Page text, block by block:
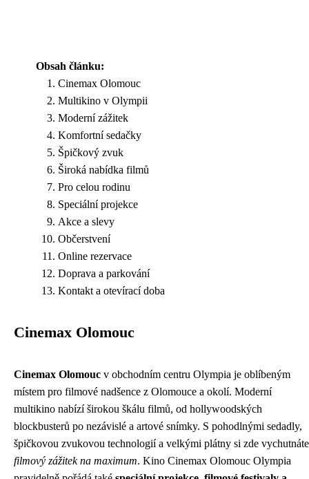
Obsah článku:
Cinemax Olomouc
Multikino v Olympii
Moderní zážitek
Komfortní sedačky
Špičkový zvuk
Široká nabídka filmů
Pro celou rodinu
Speciální projekce
Akce a slevy
Občerstvení
Online rezervace
Doprava a parkování
Kontakt a otevírací doba
Cinemax Olomouc
Cinemax Olomouc v obchodním centru Olympia je oblíbeným
místem pro filmové nadšence z Olomouce a okolí. Moderní
multikino nabízí širokou škálu filmů, od hollywoodských
blockbusterů po nezávislé a artové snímky. S pohodlnými sedadly,
špičkovou zvukovou technologií a velkými plátny si zde vychutnáte
filmový zážitek na maximum. Kino Cinemax Olomouc Olympia